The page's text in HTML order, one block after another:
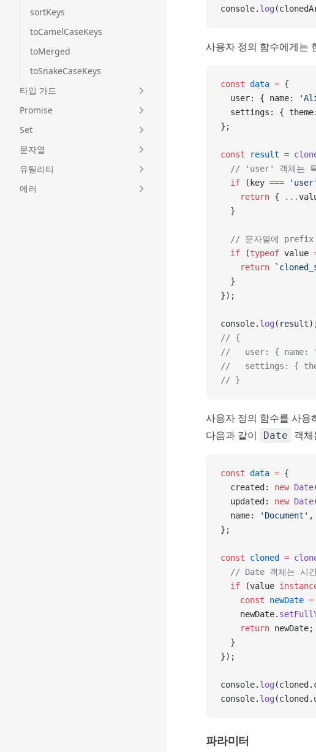
sortKeys
toCamelCaseKeys
toMerged
toSnakeCaseKeys
타입 가드
Promise
Set
문자열
유틸리티
에러
console. log
사용자 정의 함수에게는
const data = {
  user: { name:
settings: {
};
const result =
// 'user' 객체는
  if
(key === 'user'
    return
{ ...
  }
// 문자열에 prefix
  if
(typeof value
    return
  }
});
console. log
// {
//   user: { name:
//   settings: {
// }
사용자 정의 함수를 사용
다음과 같이
Date 객
const data = {
  created:
new Date
  updated:
new Date
  name:
'Document' ,
};
const cloned =
// Date 객체는 시
  if
(value
    const
newDate =
    newDate.
    return
newDate;
  }
});
console. log
console. log
파라미터